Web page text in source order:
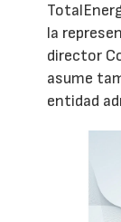
la
director
asume
entidad